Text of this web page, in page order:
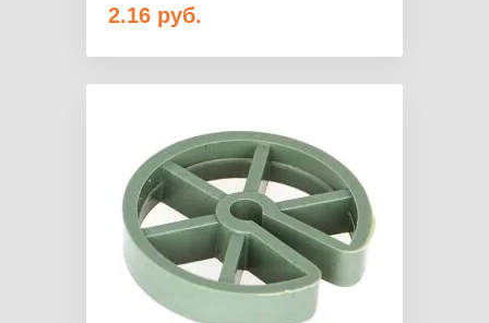
2.16 руб.